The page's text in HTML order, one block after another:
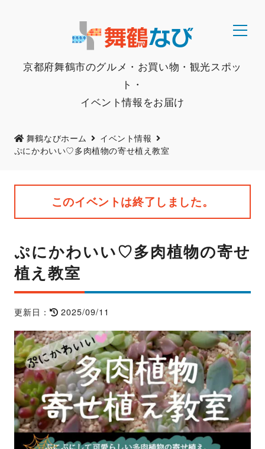
京都府舞鶴市のグルメ・お買い物・観光スポッ
ト・
イベント情報をお届け
舞鶴なびホーム
イベント情報
ぷにかわいい♡多肉植物の寄せ植え教室
このイベントは終了しました。
ぷにかわいい♡多肉植物の寄せ
植え教室
更新日： 2025/09/11